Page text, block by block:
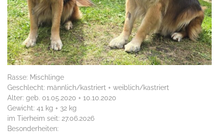
Rasse: Mischlinge
Geschlecht: männlich/kastriert + weiblich/kastriert
Alter: geb. 01.05.2020 + 10.10.2020
Gewicht: 41 kg + 32 kg
im Tierheim seit: 27.06.2026
Besonderheiten: